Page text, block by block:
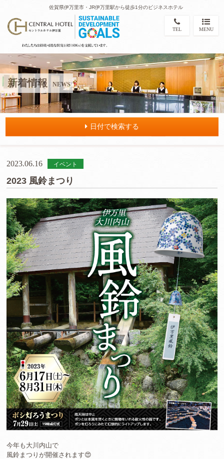
佐賀県伊万里市・JR伊万里駅から徒歩1分のビジネスホテル
TEL MENU
新着情報 NEWS
日付で検索する
2023.06.16 イベント
2023 風鈴まつり
今年も大川内山で
風鈴まつりが開催されます😍